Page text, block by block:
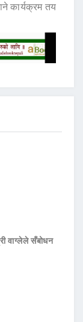
कार्यक्रम तय
वाग्लेले सँबोधन